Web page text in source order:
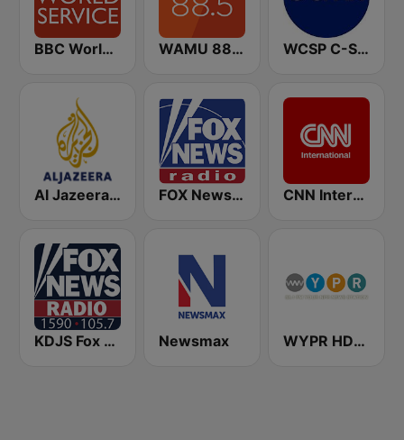
BBC World Service WAMU 88.5 FM WCSP C-SPAN Radio
Al Jazeera English (قناة الجزيرة) FOX News Radio CNN International
KDJS Fox News Radio 1590 / 105.7 Newsmax WYPR HD2 BBC World Service